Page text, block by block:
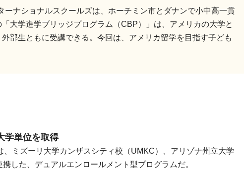
ナショナルスクールズは、ホーチミン市とダナンで小中高一貫
大学進学ブリッジプログラム（CBP）」は、アメリカの大学と
部生ともに受講できる。今回は、アメリカ留学を目指す子ども
学単位を取得
ミズーリ大学カンザスシティ校（UMKC）、アリゾナ州立大学
した、デュアルエンロールメント型プログラムだ。